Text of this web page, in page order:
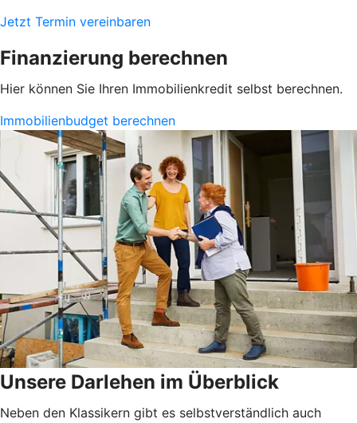
Jetzt Termin vereinbaren
Finanzierung berechnen
Hier können Sie Ihren Immobilienkredit selbst berechnen.
Immobilienbudget berechnen
Unsere Darlehen im Überblick
Neben den Klassikern gibt es selbstverständlich auch